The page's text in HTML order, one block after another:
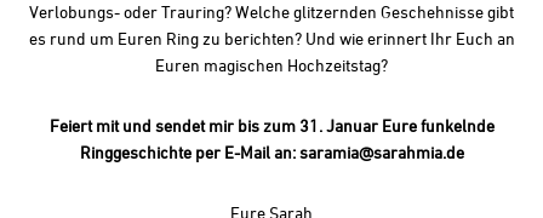
Verlobungs- oder Trauring? Welche glitzernden Geschehnisse gibt
es rund um Euren Ring zu berichten? Und wie erinnert Ihr Euch an
Euren magischen Hochzeitstag?
Feiert mit und sendet mir bis zum 31. Januar Eure funkelnde
Ringgeschichte per E-Mail an: saramia@sarahmia.de
Eure Sarah